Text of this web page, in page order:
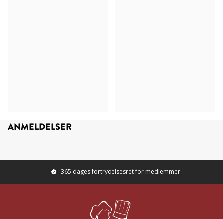
ANMELDELSER
365 dages fortrydelsesret for medlemmer